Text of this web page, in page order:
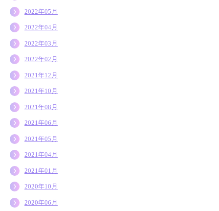
2022年05月
2022年04月
2022年03月
2022年02月
2021年12月
2021年10月
2021年08月
2021年06月
2021年05月
2021年04月
2021年01月
2020年10月
2020年06月